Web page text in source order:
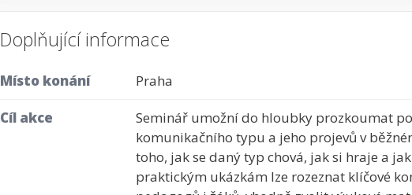
Doplňující informace
Místo konání Praha
Cíl akce
Seminář umožní do hloubky prozkoumat
komunikačního typu a jeho projevů v
toho, jak se daný typ chová, jak si hraje a
praktickým ukázkám lze rozeznat klíčové